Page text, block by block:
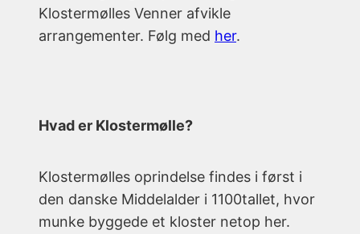
Klostermølles Venner afvikle
arrangementer. Følg med her.
Hvad er Klostermølle?
Klostermølles oprindelse findes i først i
den danske Middelalder i 1100tallet, hvor
munke byggede et kloster netop her.